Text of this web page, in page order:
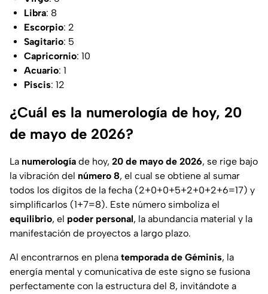
Libra: 8
Escorpio: 2
Sagitario: 5
Capricornio: 10
Acuario: 1
Piscis: 12
¿Cuál es la numerología de hoy, 20
de mayo de 2026?
La numerología de hoy, 20 de mayo de 2026, se rige bajo
la vibración del número 8, el cual se obtiene al sumar
todos los dígitos de la fecha (2+0+0+5+2+0+2+6=17) y
simplificarlos (1+7=8). Este número simboliza el
equilibrio, el poder personal, la abundancia material y la
manifestación de proyectos a largo plazo.
Al encontrarnos en plena temporada de Géminis, la
energía mental y comunicativa de este signo se fusiona
perfectamente con la estructura del 8, invitándote a